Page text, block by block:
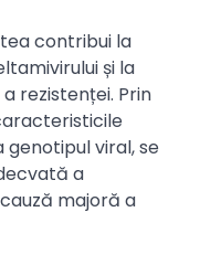
contribui la
și la
rezistenței. Prin
genotipul viral, se
a
majoră a